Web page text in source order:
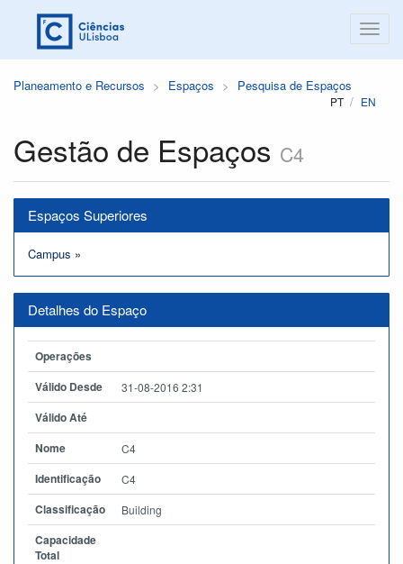
Planeamento e Recursos Espaços Pesquisa de Espaços
PT EN
Gestão de Espaços C4
Espaços Superiores
Campus »
Detalhes do Espaço
Operações
Válido Desde
31-08-2016 2:31
Válido Até
Nome
C4
Identificação C4
Classificação Building
Capacidade
Total